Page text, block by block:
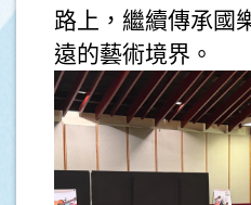
路上，繼續傳承國
遠的藝術境界。